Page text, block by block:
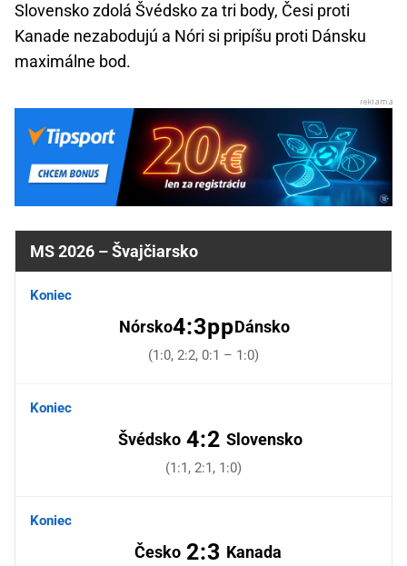
Slovensko zdolá Švédsko za tri body, Česi proti
Kanade nezabodujú a Nóri si pripíšu proti Dánsku
maximálne bod.
MS 2026 – Švajčiarsko
Koniec
Nórsko4:3ppDánsko
(1:0, 2:2, 0:1 – 1:0)
Koniec
Švédsko 4:2 Slovensko
(1:1, 2:1, 1:0)
Koniec
Česko 2:3 Kanada